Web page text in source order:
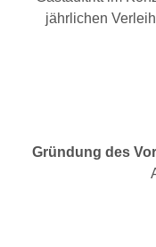
jährlichen
Gründung des